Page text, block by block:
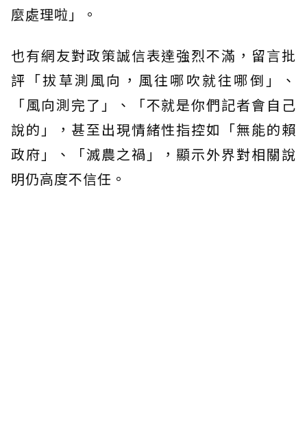
麼處理啦」。
也有網友對政策誠信表達強烈不滿，留言批
評「拔草測風向，風往哪吹就往哪倒」、
「風向測完了」、「不就是你們記者會自己
說的」，甚至出現情緒性指控如「無能的賴
政府」、「滅農之禍」，顯示外界對相關說
明仍高度不信任。